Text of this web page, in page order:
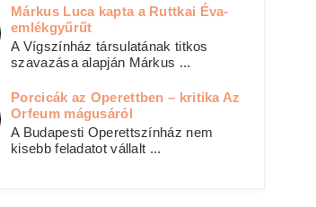
Márkus Luca kapta a Ruttkai Éva-
emlékgyűrűt
A Vígszínház társulatának titkos
szavazása alapján Márkus ...
Porcicák az Operettben – kritika Az
Orfeum mágusáról
A Budapesti Operettszínház nem
kisebb feladatot vállalt ...